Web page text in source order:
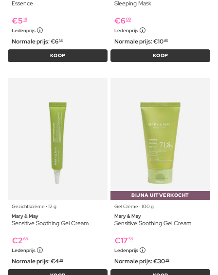
Essence
€5 19
Ledenprijs
Normale prijs:€659
KOOP
Sleeping Mask
€6 09
Ledenprijs
Normale prijs:€1049
KOOP
Gezichtscrème ⋅ 12 g
Mary & May
Sensitive Soothing Gel Cream
€2 69
Ledenprijs
Normale prijs:€449
BIJNA UITVERKOCHT
Gel Crème ⋅ 100 g
Mary & May
Sensitive Soothing Gel Cream
€17 59
Ledenprijs
Normale prijs:€3049